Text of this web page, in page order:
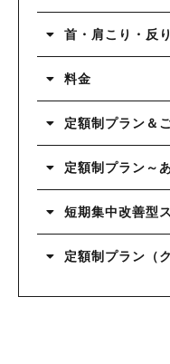
首・肩こり・反
料金
定額制プラン＆
定額制プラン～
短期集中改善型
定額制プラン（